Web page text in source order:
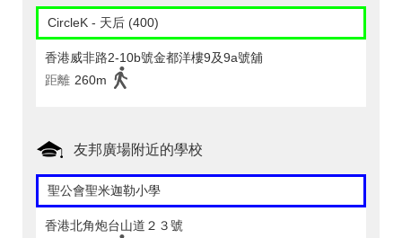
CircleK - 天后 (400)
香港威非路2-10b號金都洋樓9及9a號舖
距離 260m
友邦廣場附近的學校
聖公會聖米迦勒小學
香港北角炮台山道２３號